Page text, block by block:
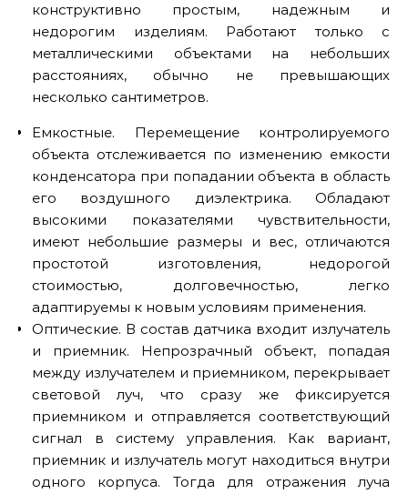
конструктивно простым, надежным и
недорогим изделиям. Работают только с
металлическими объектами на небольших
расстояниях, обычно не превышающих
несколько сантиметров.
Емкостные. Перемещение контролируемого
объекта отслеживается по изменению емкости
конденсатора при попадании объекта в область
его воздушного диэлектрика. Обладают
высокими показателями чувствительности,
имеют небольшие размеры и вес, отличаются
простотой изготовления, недорогой
стоимостью, долговечностью, легко
адаптируемы к новым условиям применения.
Оптические. В состав датчика входит излучатель
и приемник. Непрозрачный объект, попадая
между излучателем и приемником, перекрывает
световой луч, что сразу же фиксируется
приемником и отправляется соответствующий
сигнал в систему управления. Как вариант,
приемник и излучатель могут находиться внутри
одного корпуса. Тогда для отражения луча